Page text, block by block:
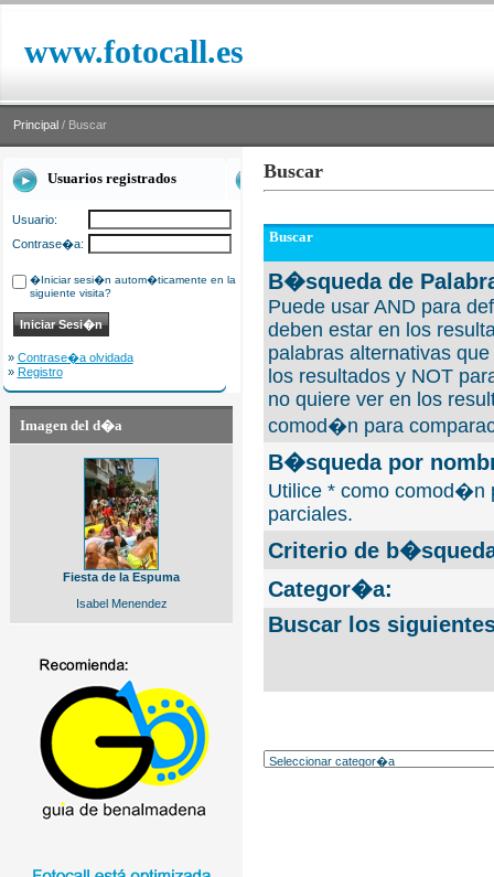
www.fotocall.es
Principal / Buscar
Usuarios registrados
Usuario:
Contrase�a:
�Iniciar sesi�n autom�ticamente en la
siguiente visita?
» Contrase�a olvidada
» Registro
Imagen del d�a
Fiesta de la Espuma
Isabel Menendez
Buscar
Buscar
B�squeda de
Puede usar AND para
deben estar en los
palabras alternativas
los resultados y NOT
no quiere ver en los
comod�n para
B�squeda por
Utilice * como comod�n
parciales.
Criterio de
Categor�a:
Buscar los